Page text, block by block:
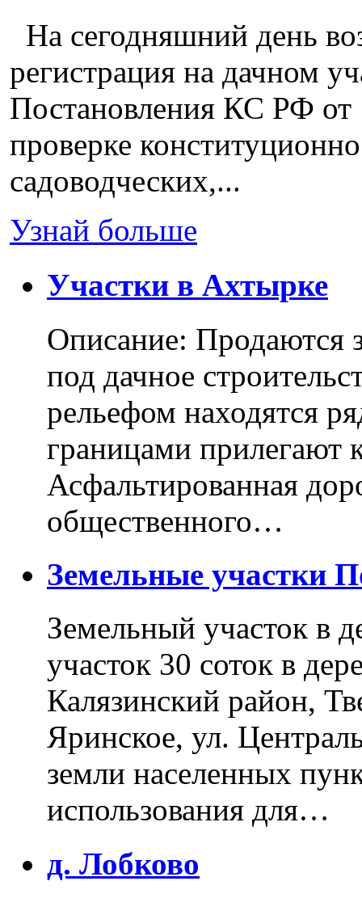
На сегодняшний день
регистрация на дачном
Постановления КС РФ
проверке
садоводческих,...
Узнай больше
Участки в Ахтырке
Описание: Продаются
под дачное
рельефом находятся
границами прилегают
Асфальтированная
общественного…
Земельные участки
Земельный участок в
участок 30 соток в
Калязинский район,
Яринское, ул.
земли населенных
использования для…
д. Лобково